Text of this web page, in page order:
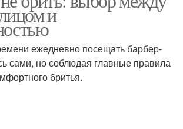
и
ежедневно посещать барбер-
сами, но соблюдая главные правила
бритья.